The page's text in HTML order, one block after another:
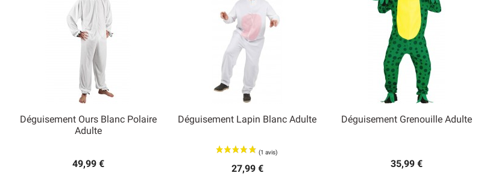
Déguisement Ours Blanc Polaire
Adulte
49,99 €
Aperçu rapide
Déguisement Lapin Blanc Adulte
27,99 €
Déguisement Grenouille Adulte
35,99 €